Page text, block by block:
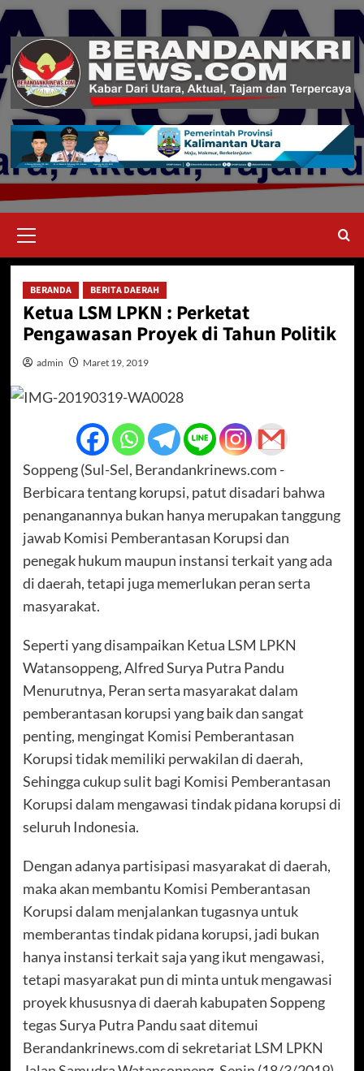
Skip
content
Menu
BERANDA BERITA DAERAH
Ketua LSM LPKN : Perketat
Pengawasan Proyek di Tahun Politik
admin Maret 19, 2019
Soppeng (Sul-Sel, Berandankrinews.com -
Berbicara tentang korupsi, patut disadari bahwa
penanganannya bukan hanya merupakan tanggung
jawab Komisi Pemberantasan Korupsi dan
penegak hukum maupun instansi terkait yang ada
di daerah, tetapi juga memerlukan peran serta
masyarakat.
Seperti yang disampaikan Ketua LSM LPKN
Watansoppeng, Alfred Surya Putra Pandu
Menurutnya, Peran serta masyarakat dalam
pemberantasan korupsi yang baik dan sangat
penting, mengingat Komisi Pemberantasan
Korupsi tidak memiliki perwakilan di daerah,
Sehingga cukup sulit bagi Komisi Pemberantasan
Korupsi dalam mengawasi tindak pidana korupsi di
seluruh Indonesia.
Dengan adanya partisipasi masyarakat di daerah,
maka akan membantu Komisi Pemberantasan
Korupsi dalam menjalankan tugasnya untuk
memberantas tindak pidana korupsi, jadi bukan
hanya instansi terkait saja yang ikut mengawasi,
tetapi masyarakat pun di minta untuk mengawasi
proyek khususnya di daerah kabupaten Soppeng
tegas Surya Putra Pandu saat ditemui
Berandankrinews.com di sekretariat LSM LPKN